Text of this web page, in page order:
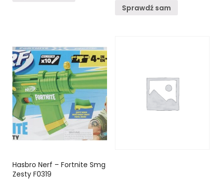
Sprawdź sam
Hasbro Nerf – Fortnite Smg
Zesty F0319